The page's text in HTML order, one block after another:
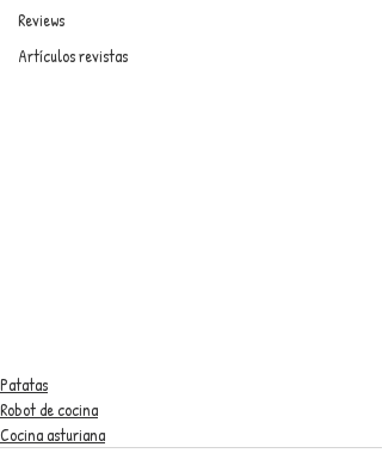
Reviews
Artículos revistas
Patatas
Robot de cocina
Cocina asturiana